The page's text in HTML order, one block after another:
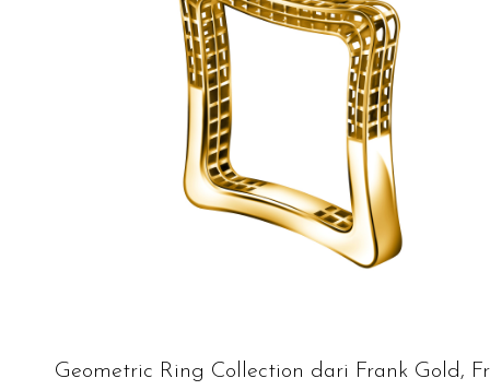
Geometric Ring Collection dari Frank Gold,